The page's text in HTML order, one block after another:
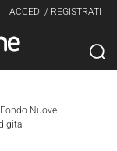
ACCEDI / REGISTRATI
Fondo Nuove